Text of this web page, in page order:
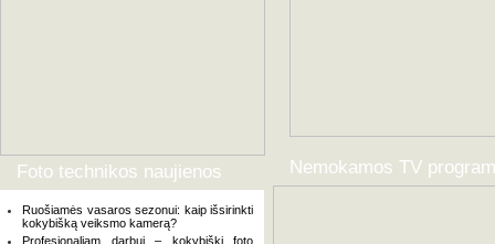
Foto technikos naujienos
Ruošiamės vasaros sezonui: kaip išsirinkti
kokybišką veiksmo kamerą?
Profesionaliam darbui – kokybiški foto
Nemokamos TV